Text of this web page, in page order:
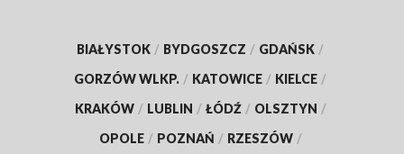
BIAŁYSTOK / BYDGOSZCZ / GDAŃSK /
GORZÓW WLKP. / KATOWICE / KIELCE /
KRAKÓW / LUBLIN / ŁÓDŹ / OLSZTYN /
OPOLE / POZNAŃ / RZESZÓW /